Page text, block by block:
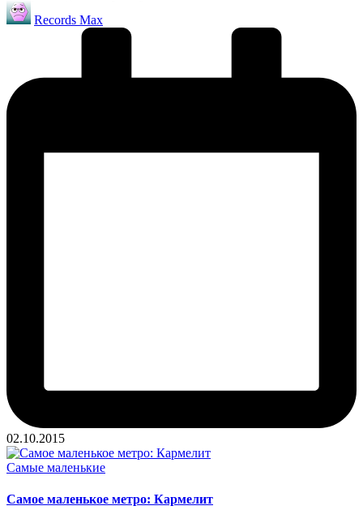
Запись
от
Records Max
02.10.2015
Опубликовано
Самые маленькие
Самое маленькое метро: Кармелит